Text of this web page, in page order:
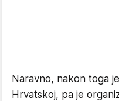
Naravno, nakon toga
Hrvatskoj, pa je